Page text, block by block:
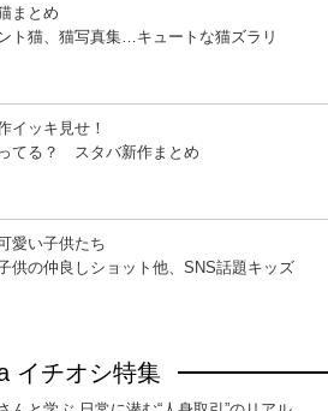
まとめ
ト猫、猫写真集…キュートな猫ズラリ
イッキ見せ！
てる？ スタバ新作まとめ
愛い子供たち
供の仲良しショット他、SNS話題キッズ
イチオシ特集